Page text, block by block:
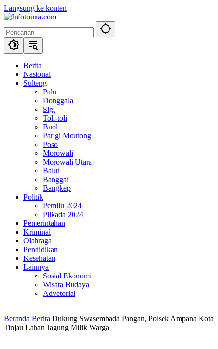
Langsung ke konten
Berita
Nasional
Sulteng
Palu
Donggala
Sigi
Toli-toli
Buol
Parigi Moutong
Poso
Morowali
Morowali Utara
Balut
Banggai
Bangkep
Politik
Pemilu 2024
Pilkada 2024
Pemerintahan
Kriminal
Olahraga
Pendidikan
Kesehatan
Lainnya
Sosial Ekonomi
Wisata Budaya
Advetorial
Beranda Berita Dukung Swasembada Pangan, Polsek Ampana Kota
Tinjau Lahan Jagung Milik Warga